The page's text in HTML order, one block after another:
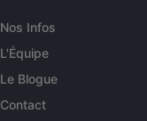
Nos Infos
L'Équipe
Le Blogue
Contact